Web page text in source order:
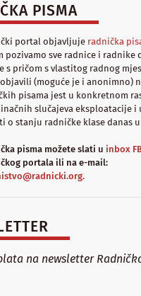
PISMA
portal objavljuje radnička
pozivamo sve radnice i radnike
s pričom s vlastitog radnog
(moguće je i anonimno)
pisama jest u konkretnom
slučajeva eksploatacije i
o stanju radničke klase danas
pisma možete slati u inbox
portala ili na e-mail:
na newsletter